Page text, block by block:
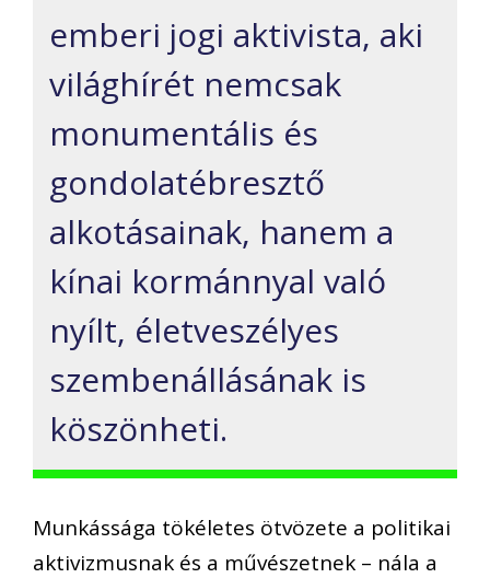
emberi jogi aktivista, aki
világhírét nemcsak
monumentális és
gondolatébresztő
alkotásainak, hanem a
kínai kormánnyal való
nyílt, életveszélyes
szembenállásának is
köszönheti.
Munkássága tökéletes ötvözete a politikai
aktivizmusnak és a művészetnek – nála a